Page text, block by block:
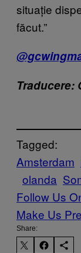
situație
făcut.”
Traducere:
Tagged:
Amsterdam
olanda
Follow Us
Make Us
Share: